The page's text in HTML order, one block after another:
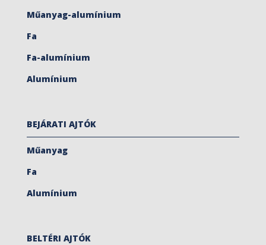
Műanyag-alumínium
Fa
Fa-alumínium
Alumínium
BEJÁRATI AJTÓK
Műanyag
Fa
Alumínium
BELTÉRI AJTÓK